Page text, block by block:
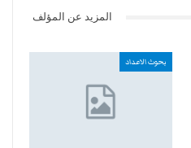
المزيد عن المؤلف
بحوث الاعداد